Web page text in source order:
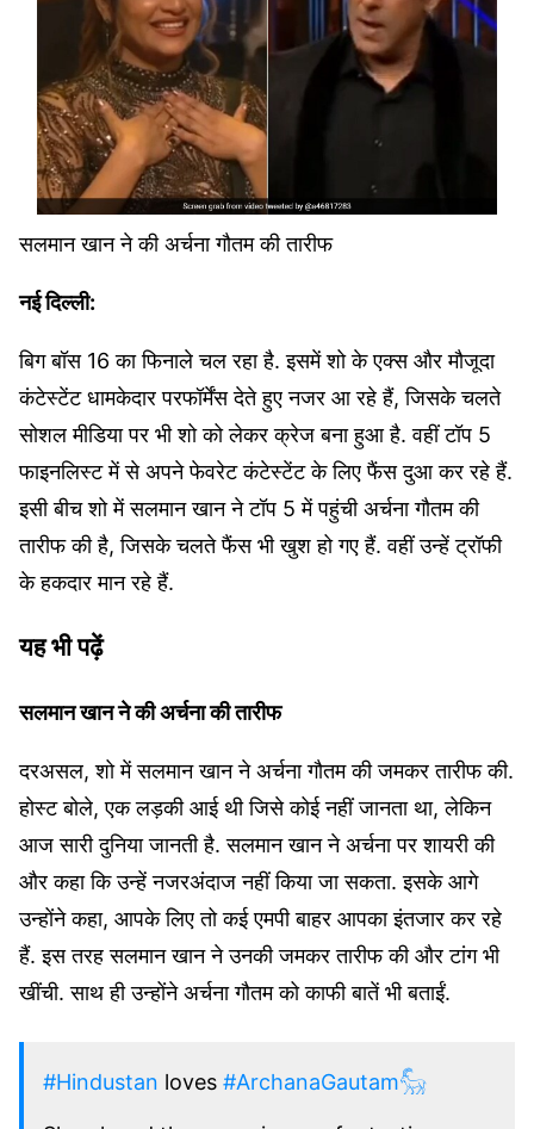
सलमान खान ने की अर्चना गौतम की तारीफ
नई दिल्ली:
बिग बॉस 16 का फिनाले चल रहा है. इसमें शो के एक्स और मौजूदा
कंटेस्टेंट धामकेदार परफॉर्मेंस देते हुए नजर आ रहे हैं, जिसके चलते
सोशल मीडिया पर भी शो को लेकर क्रेज बना हुआ है. वहीं टॉप 5
फाइनलिस्ट में से अपने फेवरेट कंटेस्टेंट के लिए फैंस दुआ कर रहे हैं.
इसी बीच शो में सलमान खान ने टॉप 5 में पहुंची अर्चना गौतम की
तारीफ की है, जिसके चलते फैंस भी खुश हो गए हैं. वहीं उन्हें ट्रॉफी
के हकदार मान रहे हैं.
यह भी पढ़ें
सलमान खान ने की अर्चना की तारीफ
दरअसल, शो में सलमान खान ने अर्चना गौतम की जमकर तारीफ की.
होस्ट बोले, एक लड़की आई थी जिसे कोई नहीं जानता था, लेकिन
आज सारी दुनिया जानती है. सलमान खान ने अर्चना पर शायरी की
और कहा कि उन्हें नजरअंदाज नहीं किया जा सकता. इसके आगे
उन्होंने कहा, आपके लिए तो कई एमपी बाहर आपका इंतजार कर रहे
हैं. इस तरह सलमान खान ने उनकी जमकर तारीफ की और टांग भी
खींची. साथ ही उन्होंने अर्चना गौतम को काफी बातें भी बताईं.
#Hindustan loves #ArchanaGautam𓃵